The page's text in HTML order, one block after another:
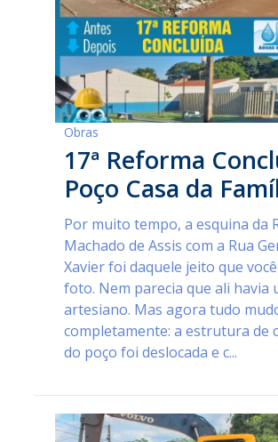
Obras
17ª Reforma
Poço Casa da
Por muito tempo, a esquina da
Machado de Assis com a Rua
Xavier foi daquele jeito que
foto. Nem parecia que ali havia
artesiano. Mas agora tudo
completamente: a estrutura de
do poço foi deslocada e c...